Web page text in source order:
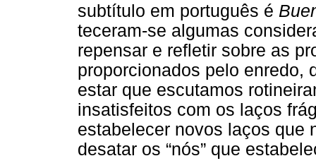
subtítulo em português é
teceram-se algumas
repensar e refletir sobre as
proporcionados pelo enredo,
estar que escutamos
insatisfeitos com os laços
estabelecer novos laços que
desatar os “nós” que